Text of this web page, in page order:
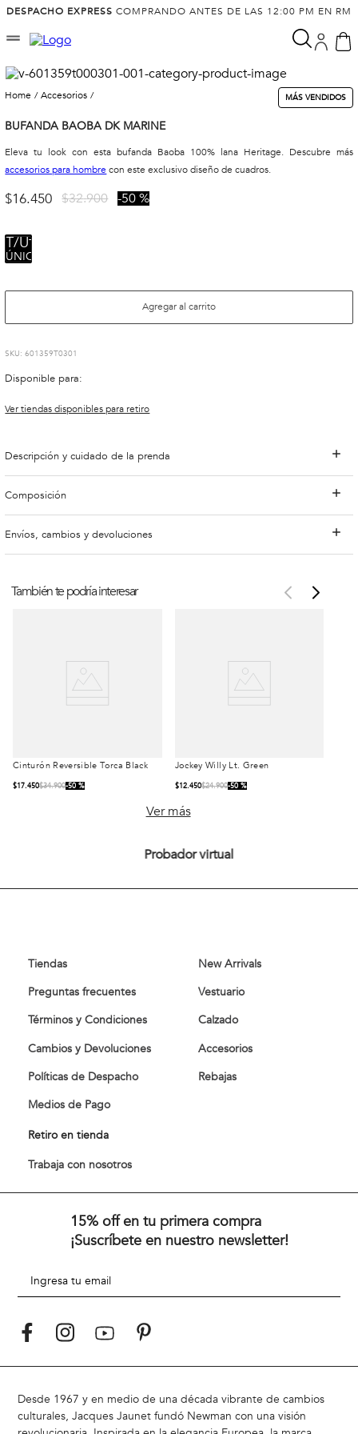
DESPACHO EXPRESS COMPRANDO ANTES DE LAS 12:00 PM EN RM
accesorios MÁS VENDIDOS
BUFANDA BAOBA DK MARINE
Eleva tu look con esta bufanda Baoba 100% lana Heritage. Descubre más
accesorios para hombre con este exclusivo diseño de cuadros.
$16.450 $32.900 50 %
TALLA
ÚNICA
Agregar al carrito
:601359T0301
Disponible para:
Ver tiendas disponibles para retiro
Descripción y cuidado de la prenda
Composición
Envíos, cambios y devoluciones
También te podría interesar
Cinturón Reversible Torca Black
$17.450$34.900 50 %
Jockey Willy Lt. Green
$12.450$24.900 50 %
Talla
Comprar
Ver más
Probador virtual
Tiendas
Preguntas frecuentes
Términos y Condiciones
Cambios y Devoluciones
Políticas de Despacho
Medios de Pago
Retiro en tienda
Trabaja con nosotros
New Arrivals
Vestuario
Calzado
Accesorios
Rebajas
15% off en tu primera compra
¡Suscríbete en nuestro newsletter!
Desde 1967 y en medio de una década vibrante de cambios
culturales, Jacques Jaunet fundó Newman con una visión